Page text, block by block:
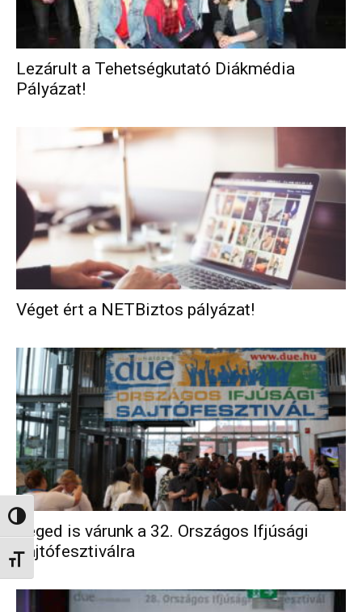
Nagy kontraszt váltása
Betűméret váltása
Lezárult a Tehetségkutató Diákmédia
Pályázat!
Véget ért a NETBiztos pályázat!
Téged is várunk a 32. Országos Ifjúsági
Sajtófesztiválra